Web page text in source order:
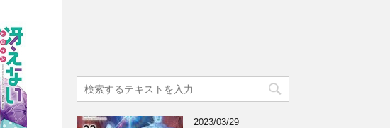
2023/03/29